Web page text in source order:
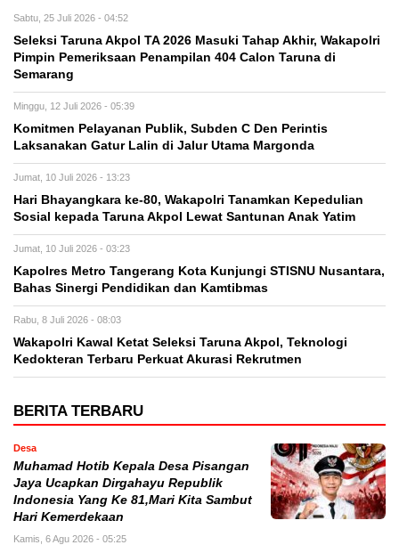
Sabtu, 25 Juli 2026 - 04:52
Seleksi Taruna Akpol TA 2026 Masuki Tahap Akhir, Wakapolri
Pimpin Pemeriksaan Penampilan 404 Calon Taruna di
Semarang
Minggu, 12 Juli 2026 - 05:39
Komitmen Pelayanan Publik, Subden C Den Perintis
Laksanakan Gatur Lalin di Jalur Utama Margonda
Jumat, 10 Juli 2026 - 13:23
Hari Bhayangkara ke-80, Wakapolri Tanamkan Kepedulian
Sosial kepada Taruna Akpol Lewat Santunan Anak Yatim
Jumat, 10 Juli 2026 - 03:23
Kapolres Metro Tangerang Kota Kunjungi STISNU Nusantara,
Bahas Sinergi Pendidikan dan Kamtibmas
Rabu, 8 Juli 2026 - 08:03
Wakapolri Kawal Ketat Seleksi Taruna Akpol, Teknologi
Kedokteran Terbaru Perkuat Akurasi Rekrutmen
BERITA TERBARU
Desa
Muhamad Hotib Kepala Desa Pisangan
Jaya Ucapkan Dirgahayu Republik
Indonesia Yang Ke 81,Mari Kita Sambut
Hari Kemerdekaan
Kamis, 6 Agu 2026 - 05:25